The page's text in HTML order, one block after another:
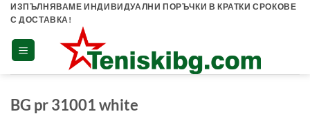
Skip
content
ИЗПЪЛНЯВАМЕ ИНДИВИДУАЛНИ ПОРЪЧКИ В КРАТКИ СРОКОВЕ
С ДОСТАВКА!
BG pr 31001 white